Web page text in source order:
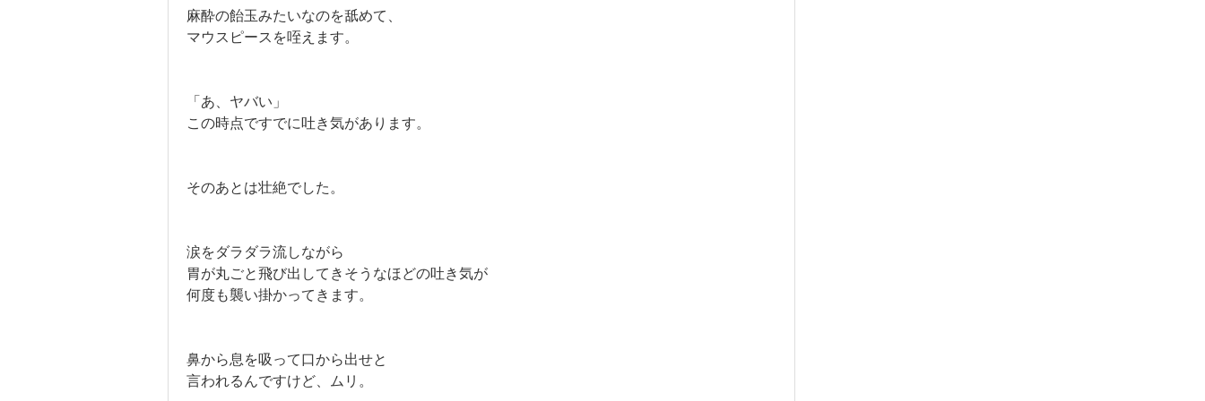
麻酔の飴玉みたいなのを舐めて、
マウスピースを咥えます。
「あ、ヤバい」
この時点ですでに吐き気があります。
そのあとは壮絶でした。
涙をダラダラ流しながら
胃が丸ごと飛び出してきそうなほどの吐き気が
何度も襲い掛かってきます。
鼻から息を吸って口から出せと
言われるんですけど、ムリ。